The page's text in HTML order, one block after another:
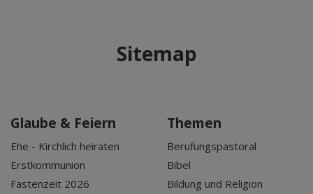
Sitemap
Glaube & Feiern
Ehe - Kirchlich heiraten
Erstkommunion
Fastenzeit 2026
Themen
Berufungspastoral
Bibel
Bildung und Religion